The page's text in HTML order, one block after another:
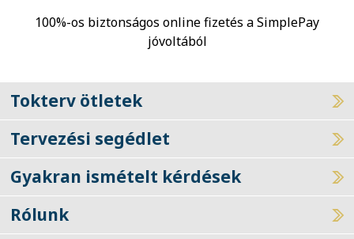
100%-os biztonságos online fizetés a SimplePay
jóvoltából
Tokterv ötletek
Tervezési segédlet
Gyakran ismételt kérdések
Rólunk